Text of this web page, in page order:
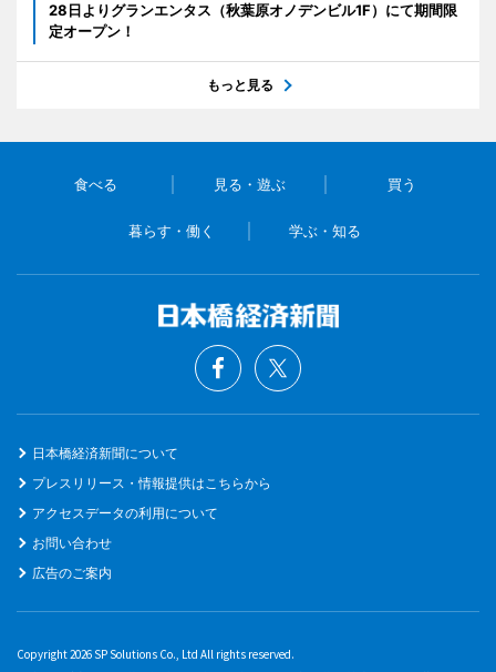
28日よりグランエンタス（秋葉原オノデンビル1F）にて期間限
定オープン！
もっと見る
食べる 見る・遊ぶ 買う
暮らす・働く 学ぶ・知る
日本橋経済新聞について
プレスリリース・情報提供はこちらから
アクセスデータの利用について
お問い合わせ
広告のご案内
Copyright 2026 SP Solutions Co., Ltd All rights reserved.